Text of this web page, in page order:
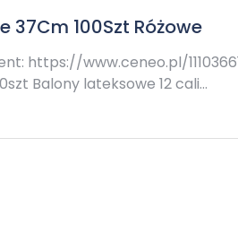
37Cm 100Szt Różowe
https://www.ceneo.pl/
Balony lateksowe 12 cali…